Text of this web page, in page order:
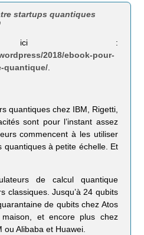
startups quantiques
ici :
2018/ebook-pour-
quantique/.
quantiques chez IBM, Rigetti,
sont pour l’instant assez
commencent à les utiliser
quantiques à petite échelle. Et
de calcul quantique
classiques. Jusqu’à 24 qubits
de qubits chez Atos
et encore plus chez
ou Alibaba et Huawei.